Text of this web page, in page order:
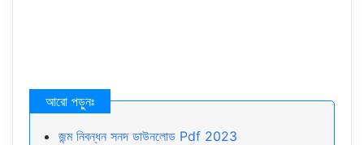
জন্ম নিবন্ধন সনদ ডাউনলোড Pdf 2023